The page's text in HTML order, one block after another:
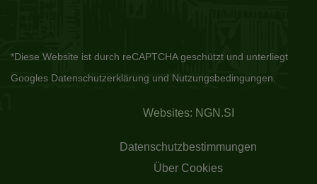
*Diese Website ist durch reCAPTCHA geschützt und unterliegt
Googles Datenschutzerklärung und Nutzungsbedingungen.
Websites: NGN.SI
Datenschutzbestimmungen
Über Cookies